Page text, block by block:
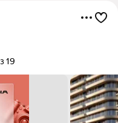
19